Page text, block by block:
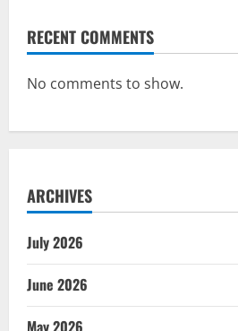
RECENT COMMENTS
No comments to show.
ARCHIVES
July 2026
June 2026
May 2026